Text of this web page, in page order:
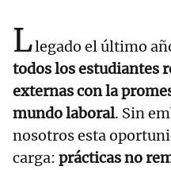
Llegado el último
todos los estudiantes
externas con la
mundo laboral. Sin
nosotros esta
carga: prácticas no